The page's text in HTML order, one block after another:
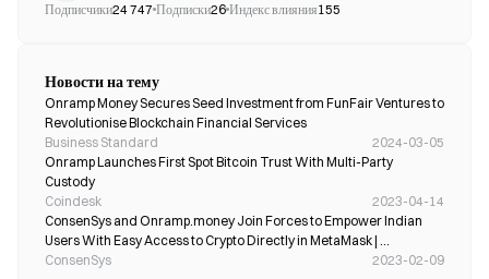
Подписчики24 747 Подписки26 Индекс влияния155
Новости на тему
Onramp Money Secures Seed Investment from FunFair Ventures to
Revolutionise Blockchain Financial Services
Business Standard
2024-03-05
Onramp Launches First Spot Bitcoin Trust With Multi-Party
Custody
Coindesk
2023-04-14
ConsenSys and Onramp.money Join Forces to Empower Indian
Users With Easy Access to Crypto Directly in MetaMask |
ConsenSys
ConsenSys 2023-02-09